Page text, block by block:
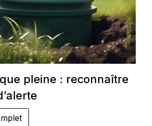
pleine : reconnaître